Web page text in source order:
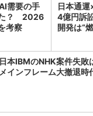
需要の手
た？ 2026
考察
日本通
4億円訴
開発は“
日本IBMのNHK案件失敗
インフレーム大撤退時